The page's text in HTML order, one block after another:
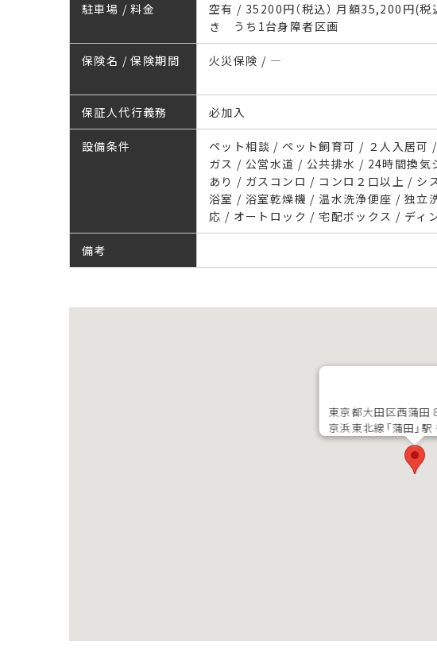
駐車場 / 料金
空有 / 35200円（税込） 月額35,200円(
き うち1台身障者区画
保険名 / 保険期間 火災保険 / ―
保証人代行義務 必加入
設備条件
ペット相談 / ペット飼育可 / ２人入居
ガス / 公営水道 / 公共排水 / 24時間換
あり / ガスコンロ / コンロ２口以上 / シ
浴室 / 浴室乾燥機 / 温水洗浄便座 / 独立
応 / オートロック / 宅配ボックス / ディ
備考
東京都大田区西蒲田
京浜東北線「蒲田」